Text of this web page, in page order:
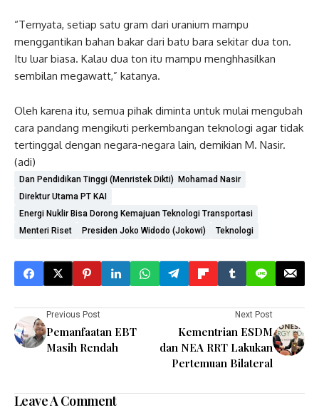
“Ternyata, setiap satu gram dari uranium mampu
menggantikan bahan bakar dari batu bara sekitar dua ton.
Itu luar biasa. Kalau dua ton itu mampu menghhasilkan
sembilan megawatt,” katanya.
Oleh karena itu, semua pihak diminta untuk mulai mengubah
cara pandang mengikuti perkembangan teknologi agar tidak
tertinggal dengan negara-negara lain, demikian M. Nasir.
(adi)
Dan Pendidikan Tinggi (Menristek Dikti) Mohamad Nasir
Direktur Utama PT KAI
Energi Nuklir Bisa Dorong Kemajuan Teknologi Transportasi
Menteri Riset
Presiden Joko Widodo (Jokowi) Teknologi
Previous Post
Pemanfaatan EBT
Masih Rendah
Next Post
Kementrian ESDM
dan NEA RRT Lakukan
Pertemuan Bilateral
Leave A Comment